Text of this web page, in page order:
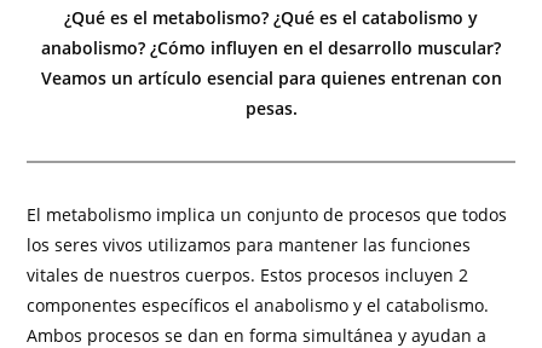
¿Qué es el metabolismo? ¿Qué es el catabolismo y
anabolismo? ¿Cómo influyen en el desarrollo muscular?
Veamos un artículo esencial para quienes entrenan con
pesas.
El metabolismo implica un conjunto de procesos que todos
los seres vivos utilizamos para mantener las funciones
vitales de nuestros cuerpos. Estos procesos incluyen 2
componentes específicos el anabolismo y el catabolismo.
Ambos procesos se dan en forma simultánea y ayudan a